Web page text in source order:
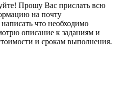
Прошу Вас прислать всю
на почту
что необходимо
описание к заданиям и
и срокам выполнения.